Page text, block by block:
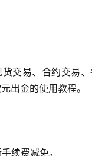
交易、合约交易
出金的使用教程。
续费减免。